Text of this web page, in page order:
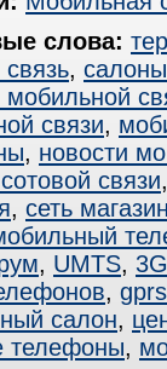
слова:
,
мобильной
связи,
, новости
связи
, сеть
, UMTS, 3G
,
салон,
телефоны,